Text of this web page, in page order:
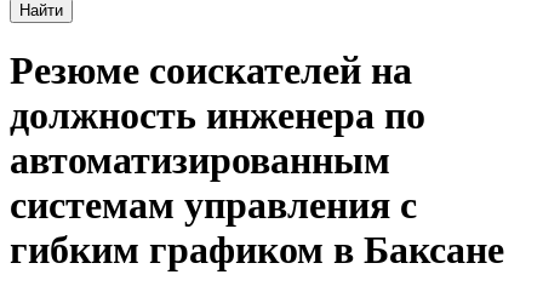
Найти
Резюме соискателей на
должность инженера по
автоматизированным
системам управления с
гибким графиком в Баксане